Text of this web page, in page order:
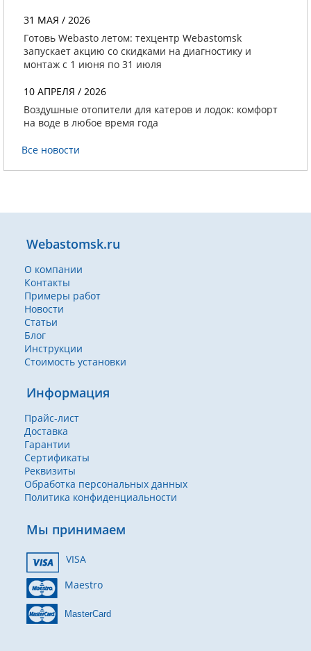
31 МАЯ / 2026
Готовь Webasto летом: техцентр Webastomsk
запускает акцию со скидками на диагностику и
монтаж с 1 июня по 31 июля
10 АПРЕЛЯ / 2026
Воздушные отопители для катеров и лодок: комфорт
на воде в любое время года
Все новости
Webastomsk.ru
О компании
Контакты
Примеры работ
Новости
Статьи
Блог
Инструкции
Стоимость установки
Информация
Прайс-лист
Доставка
Гарантии
Сертификаты
Реквизиты
Обработка персональных данных
Политика конфиденциальности
Мы принимаем
VISA
Maestro
MasterCard